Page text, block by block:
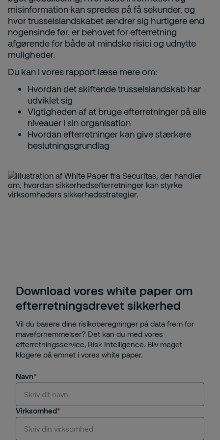
misinformation kan spredes på få sekunder, og
hvor trusselslandskabet ændrer sig hurtigere end
nogensinde før, er behovet for efterretning
afgørende for både at mindske risici og udnytte
muligheder.
Du kan i vores rapport læse mere om:
Hvordan det skiftende trusselslandskab har
udviklet sig
Vigtigheden af at bruge efterretninger på alle
niveauer i sin organisation
Hvordan efterretninger kan give stærkere
beslutningsgrundlag
Download vores white paper om
efterretningsdrevet sikkerhed
Vil du basere dine risikoberegninger på data frem for
mavefornemmelser? Det kan du med vores
efterretningsservice, Risk Intelligence. Bliv meget
klogere på emnet i vores white paper.
Navn
Virksomhed